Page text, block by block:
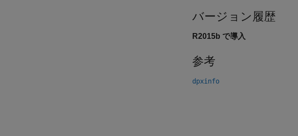
バージョン履歴
R2015b で導入
参考
dpxinfo